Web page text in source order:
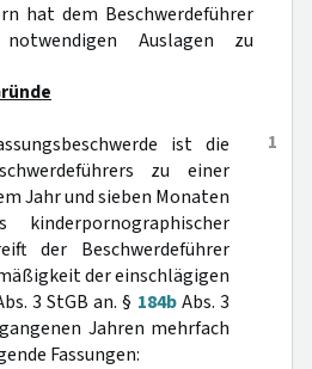
hat dem Beschwerdeführer
Auslagen zu
1
ist die
zu einer
Jahr und sieben Monaten
der Beschwerdeführer
der einschlägigen
3 StGB an. § 184bAbs. 3
Jahren mehrfach
Fassungen: